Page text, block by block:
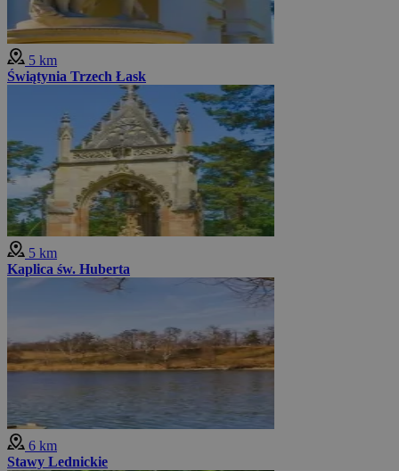
5 km
Świątynia Trzech Łask
5 km
Kaplica św. Huberta
6 km
Stawy Lednickie